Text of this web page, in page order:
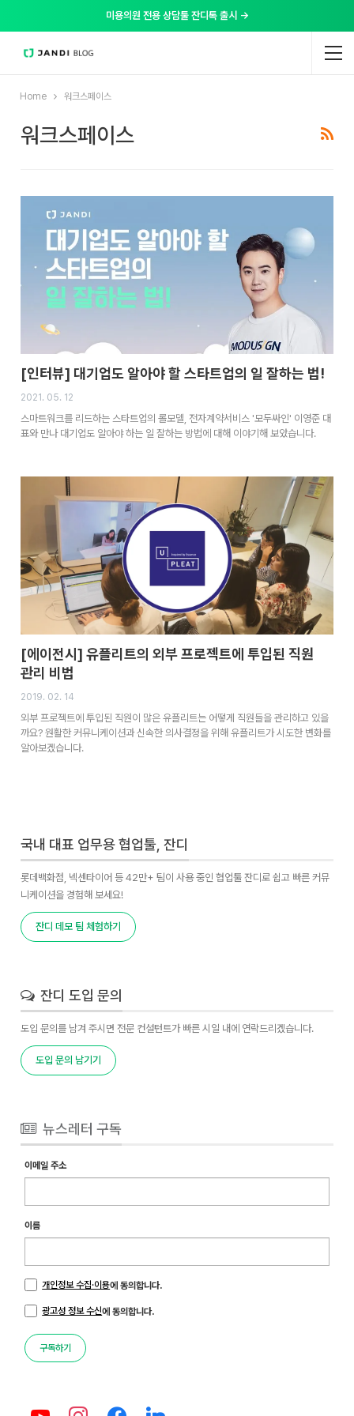
미용의원 전용 상담툴 잔디톡 출시 →
Home 워크스페이스
워크스페이스
[인터뷰] 대기업도 알아야 할 스타트업의 일 잘하는 법!
2021. 05. 12
스마트워크를 리드하는 스타트업의 롤모델, 전자계약서비스 '모두싸인' 이영준 대
표와 만나 대기업도 알아야 하는 일 잘하는 방법에 대해 이야기해 보았습니다.
[에이전시] 유플리트의 외부 프로젝트에 투입된 직원
관리 비법
2019. 02. 14
외부 프로젝트에 투입된 직원이 많은 유플리트는 어떻게 직원들을 관리하고 있을
까요? 원활한 커뮤니케이션과 신속한 의사결정을 위해 유플리트가 시도한 변화를
알아보겠습니다.
국내 대표 업무용 협업툴, 잔디
롯데백화점, 넥센타이어 등 42만+ 팀이 사용 중인 협업툴 잔디로 쉽고 빠른 커뮤
니케이션을 경험해 보세요!
잔디 데모 팀 체험하기
잔디 도입 문의
도입 문의를 남겨 주시면 전문 컨설턴트가 빠른 시일 내에 연락드리겠습니다.
도입 문의 남기기
뉴스레터 구독
이메일 주소
이름
개인정보 수집·이용에 동의합니다.
광고성 정보 수신에 동의합니다.
구독하기